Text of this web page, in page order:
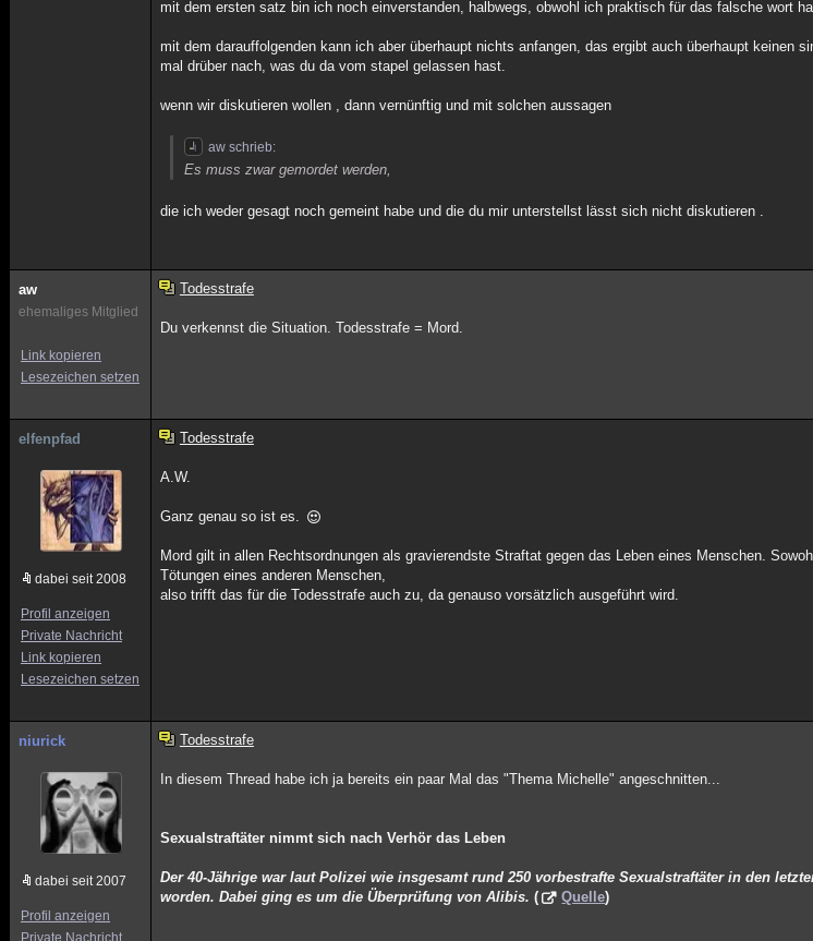
mit dem ersten satz bin ich noch einverstanden, halbwegs, obwohl ich praktisch für das falsche wort
mit dem darauffolgenden kann ich aber überhaupt nichts anfangen, das ergibt auch überhaupt keinen
mal drüber nach, was du da vom stapel gelassen hast.
wenn wir diskutieren wollen , dann vernünftig und mit solchen aussagen
aw schrieb:
Es muss zwar gemordet werden,
die ich weder gesagt noch gemeint habe und die du mir unterstellst lässt sich nicht diskutieren .
aw
ehemaliges Mitglied
Link kopieren
Lesezeichen setzen
Todesstrafe
Du verkennst die Situation. Todesstrafe = Mord.
elfenpfad
dabei seit 2008
Profil anzeigen
Private Nachricht
Link kopieren
Lesezeichen setzen
Todesstrafe
A.W.
Ganz genau so ist es.
Mord gilt in allen Rechtsordnungen als gravierendste Straftat gegen das Leben eines Menschen.
Tötungen eines anderen Menschen,
also trifft das für die Todesstrafe auch zu, da genauso vorsätzlich ausgeführt wird.
niurick
dabei seit 2007
Profil anzeigen
Private Nachricht
Todesstrafe
In diesem Thread habe ich ja bereits ein paar Mal das "Thema Michelle" angeschnitten...
Sexualstraftäter nimmt sich nach Verhör das Leben
Der 40-Jährige war laut Polizei wie insgesamt rund 250 vorbestrafte Sexualstraftäter in den
worden. Dabei ging es um die Überprüfung von Alibis. ( Quelle)